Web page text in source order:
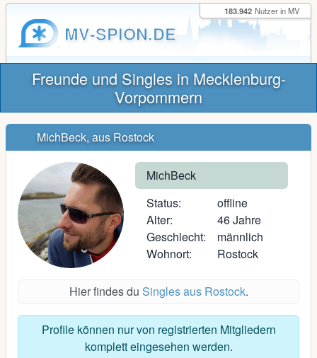
MV-SPION.DE
183.942 Nutzer in MV
Freunde und Singles in Mecklenburg-
Vorpommern
MichBeck, aus Rostock
MichBeck
Status:
offline
Alter:
46 Jahre
Geschlecht:
männlich
Wohnort:
Rostock
Hier findes du Singles aus Rostock.
Profile können nur von registrierten Mitgliedern
komplett eingesehen werden.